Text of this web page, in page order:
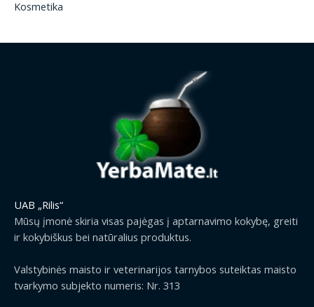
Kosmetika
UAB „Rilis“
Mūsų įmonė skiria visas pajėgas į aptarnavimo kokybę, greiti
ir kokybiškus bei natūralius produktus.
Valstybinės maisto ir veterinarijos tarnybos suteiktas maisto
tvarkymo subjekto numeris: Nr. 313